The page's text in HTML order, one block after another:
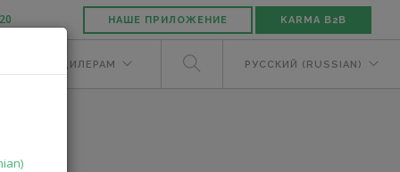
НАШЕ ПРИЛОЖЕНИЕ KARMA B2B
ДИЛЕРАМ РУССКИЙ (RUSSIAN)